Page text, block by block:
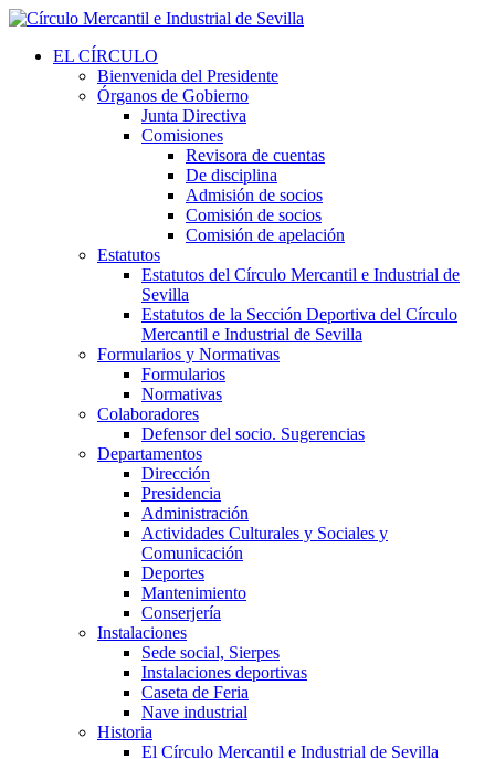
EL CÍRCULO
Bienvenida del Presidente
Órganos de Gobierno
Junta Directiva
Comisiones
Revisora de cuentas
De disciplina
Admisión de socios
Comisión de socios
Comisión de apelación
Estatutos
Estatutos del Círculo Mercantil e Industrial de
Sevilla
Estatutos de la Sección Deportiva del Círculo
Mercantil e Industrial de Sevilla
Formularios y Normativas
Formularios
Normativas
Colaboradores
Defensor del socio. Sugerencias
Departamentos
Dirección
Presidencia
Administración
Actividades Culturales y Sociales y
Comunicación
Deportes
Mantenimiento
Conserjería
Instalaciones
Sede social, Sierpes
Instalaciones deportivas
Caseta de Feria
Nave industrial
Historia
El Círculo Mercantil e Industrial de Sevilla